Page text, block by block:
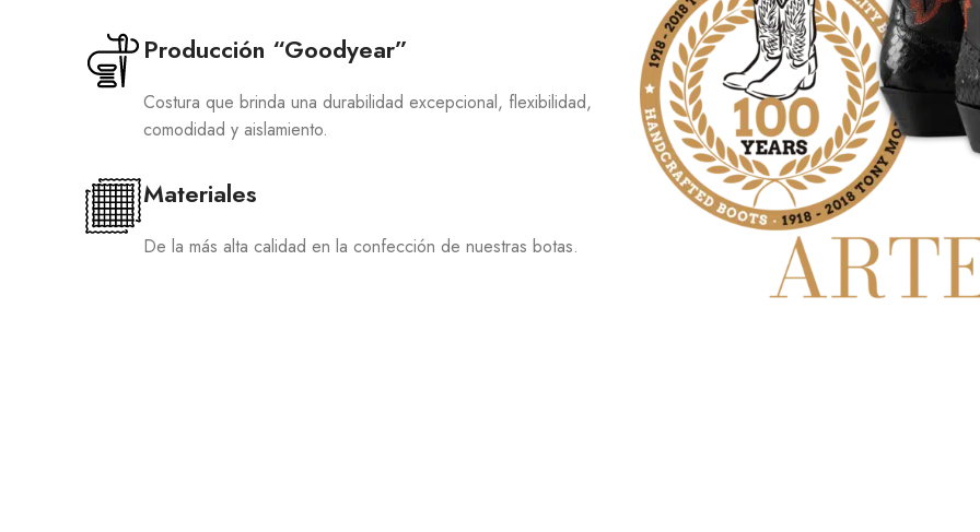
Producción “Goodyear”
Costura que brinda una durabilidad excepcional, flexibilidad,
comodidad y aislamiento.
Materiales
De la más alta calidad en la confección de nuestras botas.